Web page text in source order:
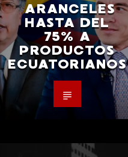
ARANCELES
HASTA DEL
75% A
PRODUCTOS
ECUATORIANOS